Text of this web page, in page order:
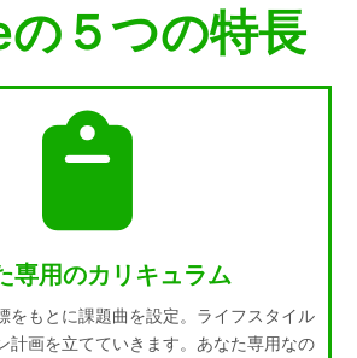
５つの特長
専用のカリキュラム
をもとに課題曲を設定。ライフスタイル
計画を立てていきます。あなた専用なの